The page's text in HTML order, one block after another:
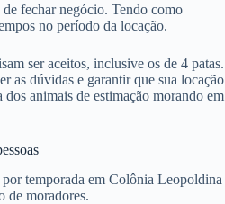
fechar negócio. Tendo como
no período da locação.
ser aceitos, inclusive os de 4 patas.
as dúvidas e garantir que sua locação
animais de estimação morando em
temporada em Colônia Leopoldina
de moradores.